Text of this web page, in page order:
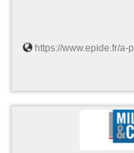
https://www.epide.fr/